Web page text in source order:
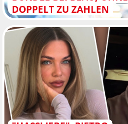
DOPPELT ZU ZAHLEN